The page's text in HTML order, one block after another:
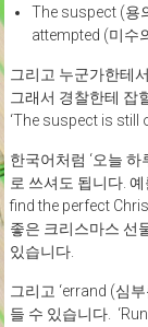
The suspect (용
attempted (미수
그리고 누군가한테
그래서 경찰한테 잡
‘The suspect is still
한국어처럼 ‘오늘
로 쓰셔도 됩니다.
find the perfect
좋은 크리스마스 선
있습니다.
그리고 ‘errand (심
들 수 있습니다.